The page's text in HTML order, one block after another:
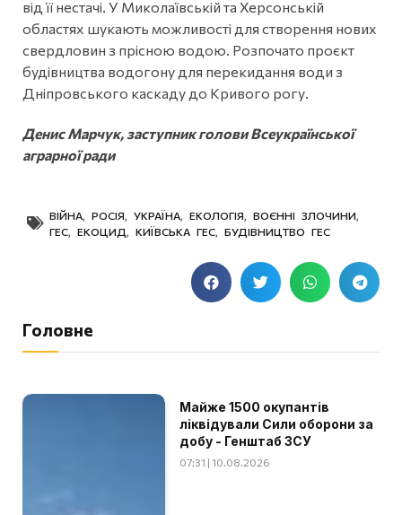
від її нестачі. У Миколаївській та Херсонській
областях шукають можливості для створення нових
свердловин з прісною водою. Розпочато проєкт
будівництва водогону для перекидання води з
Дніпровського каскаду до Кривого рогу.
Денис Марчук, заступник голови Всеукраїнської
аграрної ради
ВІЙНА РОСІЯ УКРАЇНА ЕКОЛОГІЯ ВОЄННІ ЗЛОЧИНИ
ГЕС
ЕКОЦИД КИЇВСЬКА ГЕС БУДІВНИЦТВО ГЕС
Головне
Майже 1500 окупантів
ліквідували Сили оборони за
добу - Генштаб ЗСУ
07:31 | 10.08.2026